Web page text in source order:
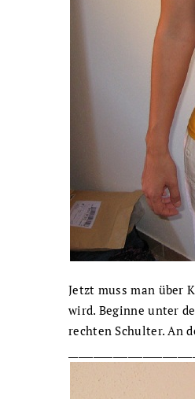
Jetzt muss man über
wird. Beginne unter
rechten Schulter. An